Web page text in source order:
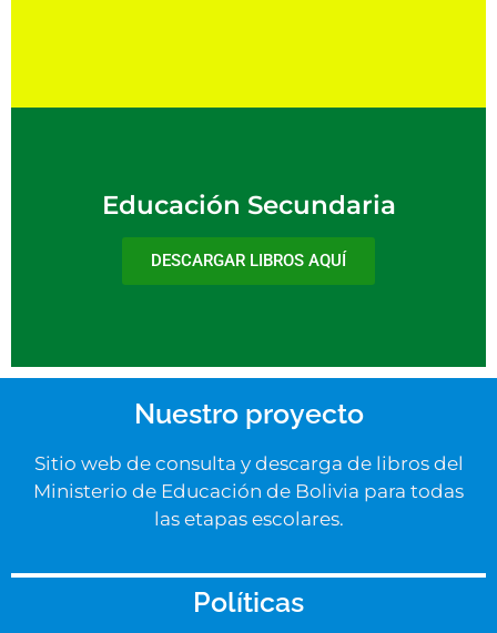
Educación Secundaria
DESCARGAR LIBROS AQUÍ
Nuestro proyecto
Sitio web de consulta y descarga de libros del
Ministerio de Educación de Bolivia para todas
las etapas escolares.
Políticas